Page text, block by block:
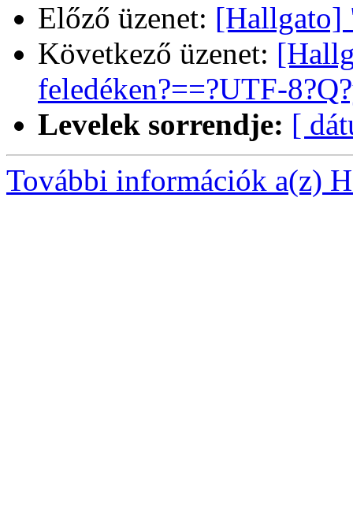
Előző üzenet: [Hallgato]
Következő üzenet:
feledéken?==?UTF-
Levelek sorrendje: [
További információk a(z)